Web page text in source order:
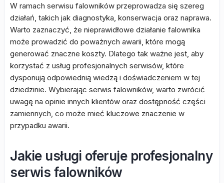
W ramach serwisu falowników przeprowadza się szereg
działań, takich jak diagnostyka, konserwacja oraz naprawa.
Warto zaznaczyć, że nieprawidłowe działanie falownika
może prowadzić do poważnych awarii, które mogą
generować znaczne koszty. Dlatego tak ważne jest, aby
korzystać z usług profesjonalnych serwisów, które
dysponują odpowiednią wiedzą i doświadczeniem w tej
dziedzinie. Wybierając serwis falowników, warto zwrócić
uwagę na opinie innych klientów oraz dostępność części
zamiennych, co może mieć kluczowe znaczenie w
przypadku awarii.
Jakie usługi oferuje profesjonalny
serwis falowników